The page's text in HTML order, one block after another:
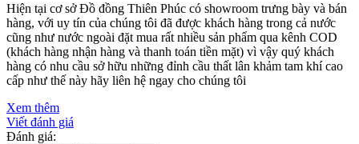
Hiện tại cơ sở Đồ đồng Thiên Phúc có showroom trưng bày và bán
hàng, với uy tín của chúng tôi đã được khách hàng trong cả nước
cũng như nước ngoài đặt mua rất nhiều sản phẩm qua kênh COD
(khách hàng nhận hàng và thanh toán tiền mặt) vì vậy quý khách
hàng có nhu cầu sở hữu những đỉnh cầu thất lân khảm tam khí cao
cấp như thế này hãy liên hệ ngay cho chúng tôi
Xem thêm
Viết đánh giá
Đánh giá: